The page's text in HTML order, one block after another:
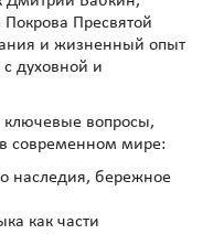
Покрова Пресвятой
и жизненный опыт
с духовной и
ключевые вопросы,
современном мире:
наследия, бережное
как части